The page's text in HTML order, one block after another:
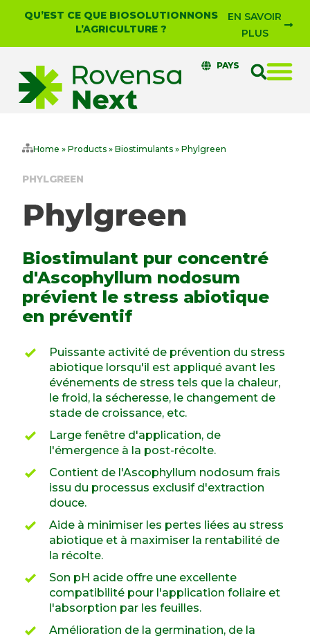
QU’EST CE QUE BIOSOLUTIONNONS
L’AGRICULTURE ?
EN SAVOIR
PLUS
PAYS
Home » Products » Biostimulants » Phylgreen
PHYLGREEN
Biostimulant pur concentré
d'Ascophyllum nodosum
prévient le stress abiotique
en préventif
Puissante activité de prévention du stress
abiotique lorsqu'il est appliqué avant les
événements de stress tels que la chaleur,
le froid, la sécheresse, le changement de
stade de croissance, etc.
Large fenêtre d'application, de
l'émergence à la post-récolte.
Contient de l'Ascophyllum nodosum frais
issu du processus exclusif d'extraction
douce.
Aide à minimiser les pertes liées au stress
abiotique et à maximiser la rentabilité de
la récolte.
Son pH acide offre une excellente
compatibilité pour l'application foliaire et
l'absorption par les feuilles.
Amélioration de la germination, de la